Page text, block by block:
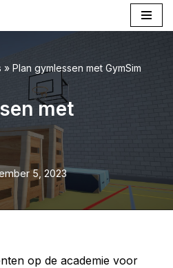
» Plan gymlessen met GymSim
met
5, 2023
op de academie voor